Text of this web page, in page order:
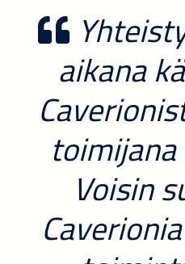
aikana
Voisin